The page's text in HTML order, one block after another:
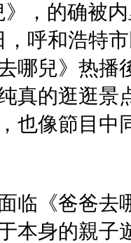
》，的确被
，呼和浩特
哪兒》热播
真的逛逛景
也像節目中
临《爸爸去
本身的親子